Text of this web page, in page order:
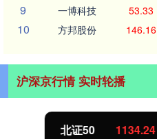
9 一博科技 53.33
10 方邦股份 146.16
沪深京行情 实时轮播
北证50 1134.24